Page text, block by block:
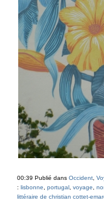
00:39 Publié dans Occident,
: lisbonne portugal, voyage
littéraire de christian cottet-